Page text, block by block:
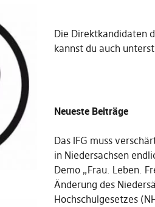
Die Direktkandidaten
kannst du auch
Neueste Beiträge
Das IFG muss
in Niedersachsen
Demo „Frau. Leben.
Änderung des
Hochschulgesetzes